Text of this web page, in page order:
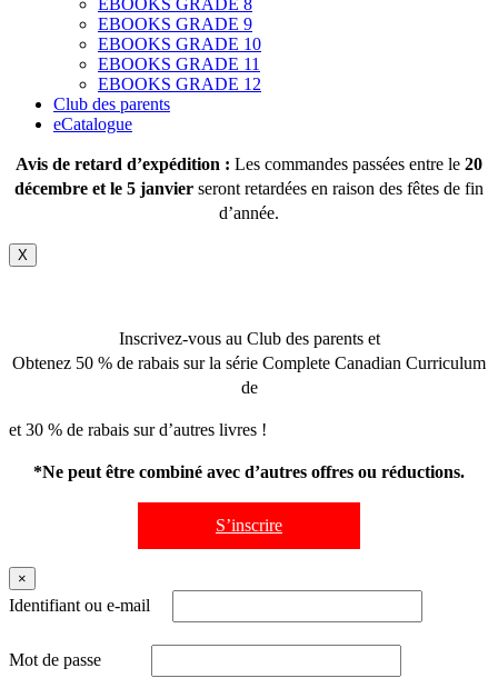
EBOOKS GRADE 9
EBOOKS GRADE 10
EBOOKS GRADE 11
EBOOKS GRADE 12
Club des parents
eCatalogue
Avis de retard d’expédition : Les commandes passées entre le 20
décembre et le 5 janvier seront retardées en raison des fêtes de fin
d’année.
X
Inscrivez-vous au Club des parents et
Obtenez 50 % de rabais sur la série Complete Canadian Curriculum
de
et 30 % de rabais sur d’autres livres !
*Ne peut être combiné avec d’autres offres ou réductions.
S’inscrire
×
Identifiant ou e-mail
Mot de passe